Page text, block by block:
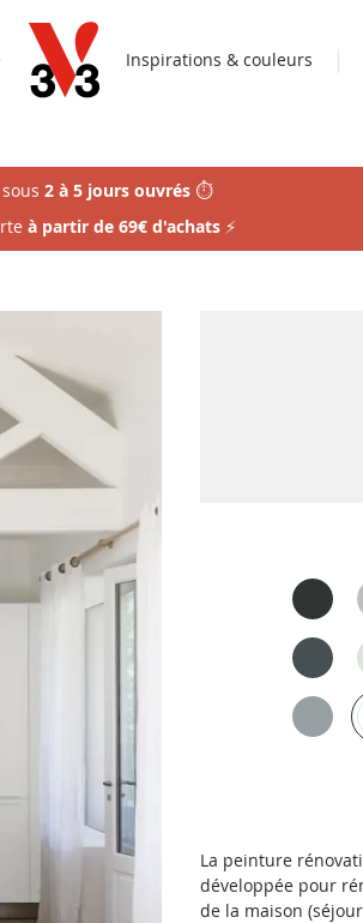
Inspirations & couleurs
2 à 5 jours ouvrés ⏱️
à partir de 69€ d'achats ⚡
La peinture
développée pour
de la maison